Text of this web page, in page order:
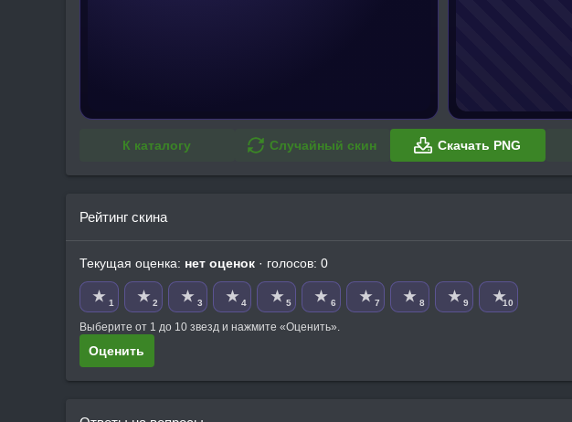
К каталогу Случайный скин Скачать PNG
Рейтинг скина
Текущая оценка: нет оценок · голосов: 0
★ 1 ★ 2 ★ 3 ★ 4 ★ 5 ★ 6 ★ 7 ★ 8 ★ 9 ★10
Выберите от 1 до 10 звезд и нажмите «Оценить».
Оценить